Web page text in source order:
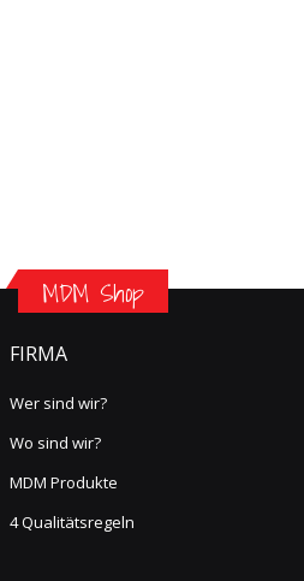
MDM Shop
FIRMA
Wer sind wir?
Wo sind wir?
MDM Produkte
4 Qualitätsregeln